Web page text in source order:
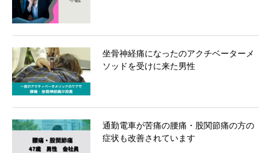
坐骨神経痛になったのアクチベーターメ
ソッドを受けに来た男性
通勤電車が苦痛の腰痛・股関節痛の方の
症状も改善されています